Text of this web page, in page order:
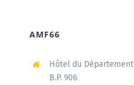
AMF66
Hôtel du Département
B.P. 906